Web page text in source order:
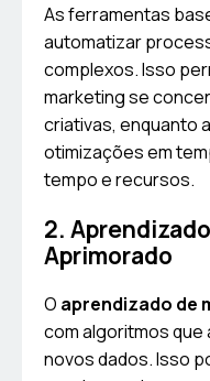
As ferramentas
automatizar
complexos. Isso
marketing se
criativas, enquanto
otimizações em
tempo e recursos.
2.
Aprimorado
O aprendizado de
com algoritmos que
novos dados. Isso